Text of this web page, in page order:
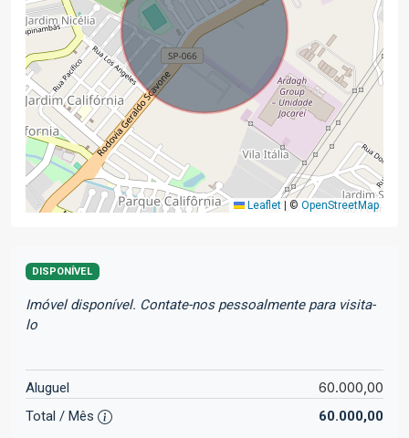
Leaflet | © OpenStreetMap
DISPONÍVEL
Imóvel disponível. Contate-nos pessoalmente para visita-
lo
Aluguel 60.000,00
Total / Mês 60.000,00